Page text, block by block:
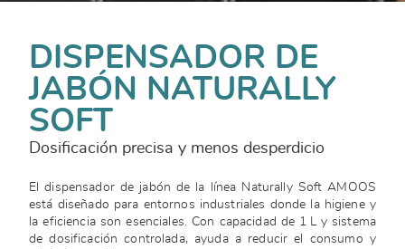
DISPENSADOR DE
JABÓN NATURALLY
SOFT
Dosificación precisa y menos desperdicio
El dispensador de jabón de la línea Naturally Soft AMOOS
está diseñado para entornos industriales donde la higiene y
la eficiencia son esenciales. Con capacidad de 1 L y sistema
de dosificación controlada, ayuda a reducir el consumo y